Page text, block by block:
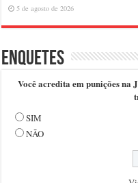
5 de agosto de 2026
Enquetes
Você acredita em punições na
SIM
NÃO